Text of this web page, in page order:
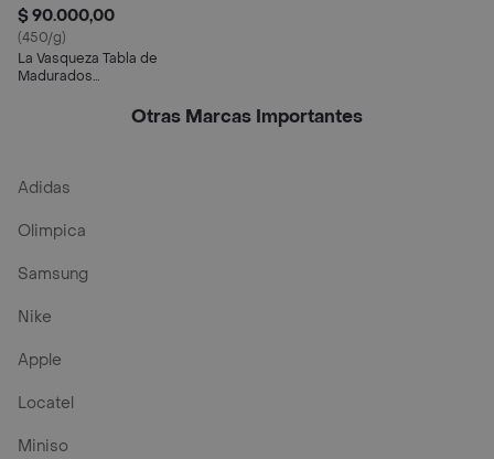
$ 90.000,00
(450/g)
La Vasqueza Tabla de
Madurados
Otras Marcas Importantes
Adidas
Olimpica
Samsung
Nike
Apple
Locatel
Miniso